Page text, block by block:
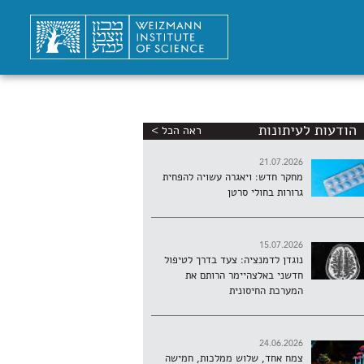
הודעות לעיתונות ראה הכל >
21.07.2026
מחקר חדש: ויאגרה עשויה להפחית
גרורות בחולי סרטן
15.07.2026
נוגדן לדמנציה: צעד בדרך לטיפול
חדשני באלצהיימר הרותם את
המערכת החיסונית
24.06.2026
צמח אחד, שלוש ממלכות, חמישה